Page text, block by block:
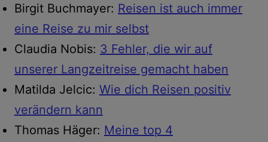
Birgit Buchmayer: Reisen ist auch immer
eine Reise zu mir selbst
Claudia Nobis: 3 Fehler, die wir auf
unserer Langzeitreise gemacht haben
Matilda Jelcic: Wie dich Reisen positiv
verändern kann
Thomas Häger: Meine top 4